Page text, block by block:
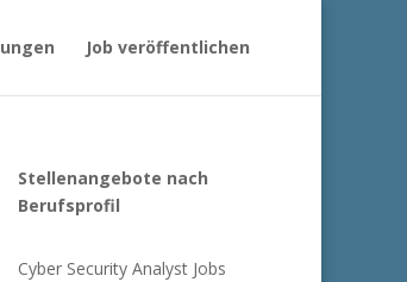
Job veröffentlichen
Stellenangebote nach
Berufsprofil
Cyber Security Analyst Jobs